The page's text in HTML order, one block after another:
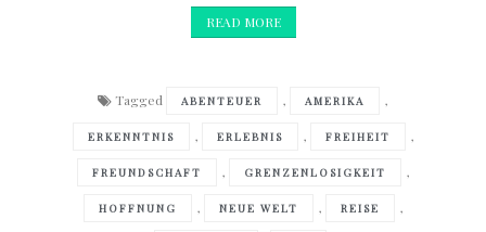
READ MORE
Tagged ABENTEUER , AMERIKA ,
ERKENNTNIS , ERLEBNIS , FREIHEIT ,
FREUNDSCHAFT , GRENZENLOSIGKEIT ,
HOFFNUNG , NEUE WELT , REISE ,